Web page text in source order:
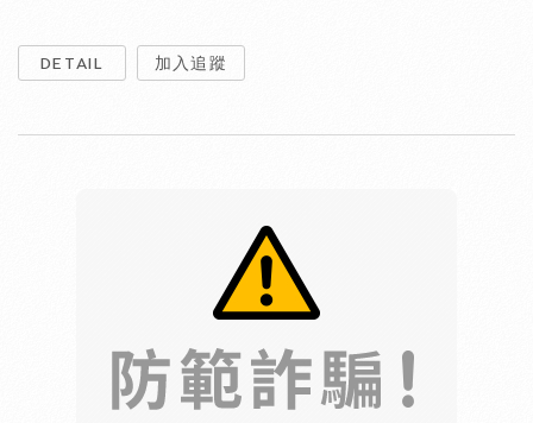
DETAIL 加入追蹤